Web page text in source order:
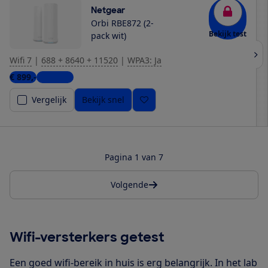
Netgear
Orbi RBE872 (2-
pack wit)
Bekijk test
Wifi 7 | 688 + 8640 + 11520 | WPA3: Ja
€ 899,-2 winkels
Vergelijk
Bekijk snel
Pagina 1 van 7
Volgende
Wifi-versterkers getest
Een goed wifi-bereik in huis is erg belangrijk. In het lab